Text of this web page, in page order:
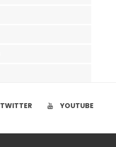
TWITTER YOUTUBE